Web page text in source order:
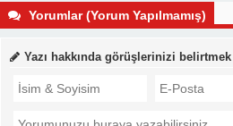
Yorumlar (Yorum Yapılmamış)
Yazı hakkında görüşlerinizi